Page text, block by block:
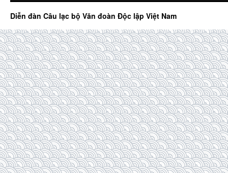
Diễn đàn Câu lạc bộ Văn đoàn Độc lập Việt Nam